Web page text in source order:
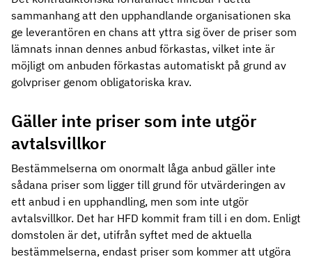
sammanhang att den upphandlande organisationen ska
ge leverantören en chans att yttra sig över de priser som
lämnats innan dennes anbud förkastas, vilket inte är
möjligt om anbuden förkastas automatiskt på grund av
golvpriser genom obligatoriska krav.
Gäller inte priser som inte utgör
avtalsvillkor
Bestämmelserna om onormalt låga anbud gäller inte
sådana priser som ligger till grund för utvärderingen av
ett anbud i en upphandling, men som inte utgör
avtalsvillkor. Det har HFD kommit fram till i en dom. Enligt
domstolen är det, utifrån syftet med de aktuella
bestämmelserna, endast priser som kommer att utgöra